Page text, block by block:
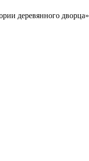
деревянного дворца»